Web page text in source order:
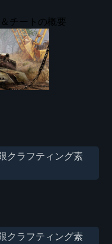
クラフティング素
クラフティング素
チートの概要